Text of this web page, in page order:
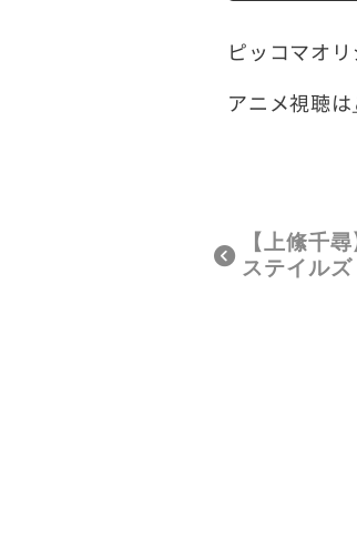
ピッコマオ
アニメ視聴は
【上絛千
ステイル